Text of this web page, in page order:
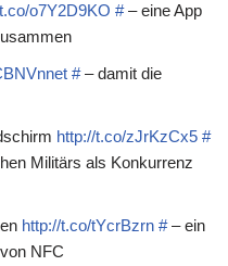
o7Y2D9KO #– eine App
#– damit die
http://t.co/zJrKzCx5 #
Militärs als Konkurrenz
http://t.co/tYcrBzrn #– ein
NFC